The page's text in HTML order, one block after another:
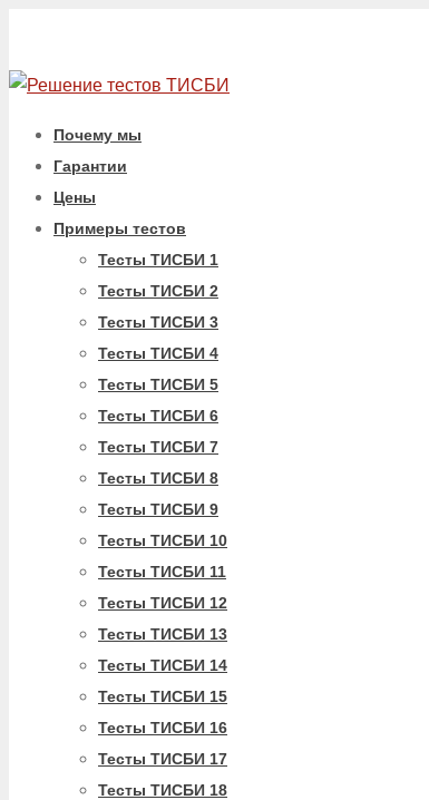
Почему мы
Гарантии
Цены
Примеры тестов
Тесты ТИСБИ 1
Тесты ТИСБИ 2
Тесты ТИСБИ 3
Тесты ТИСБИ 4
Тесты ТИСБИ 5
Тесты ТИСБИ 6
Тесты ТИСБИ 7
Тесты ТИСБИ 8
Тесты ТИСБИ 9
Тесты ТИСБИ 10
Тесты ТИСБИ 11
Тесты ТИСБИ 12
Тесты ТИСБИ 13
Тесты ТИСБИ 14
Тесты ТИСБИ 15
Тесты ТИСБИ 16
Тесты ТИСБИ 17
Тесты ТИСБИ 18